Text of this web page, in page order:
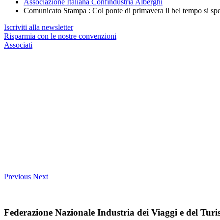
Comunicato Stampa : Col ponte di primavera il bel tempo si
Iscriviti alla newsletter
Risparmia con le nostre convenzioni
Associati
Previous Next
Federazione Nazionale Industria dei Viaggi e del